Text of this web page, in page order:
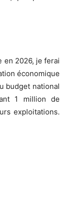
en 2026, je ferai
économique
budget national
1 million de
exploitations.